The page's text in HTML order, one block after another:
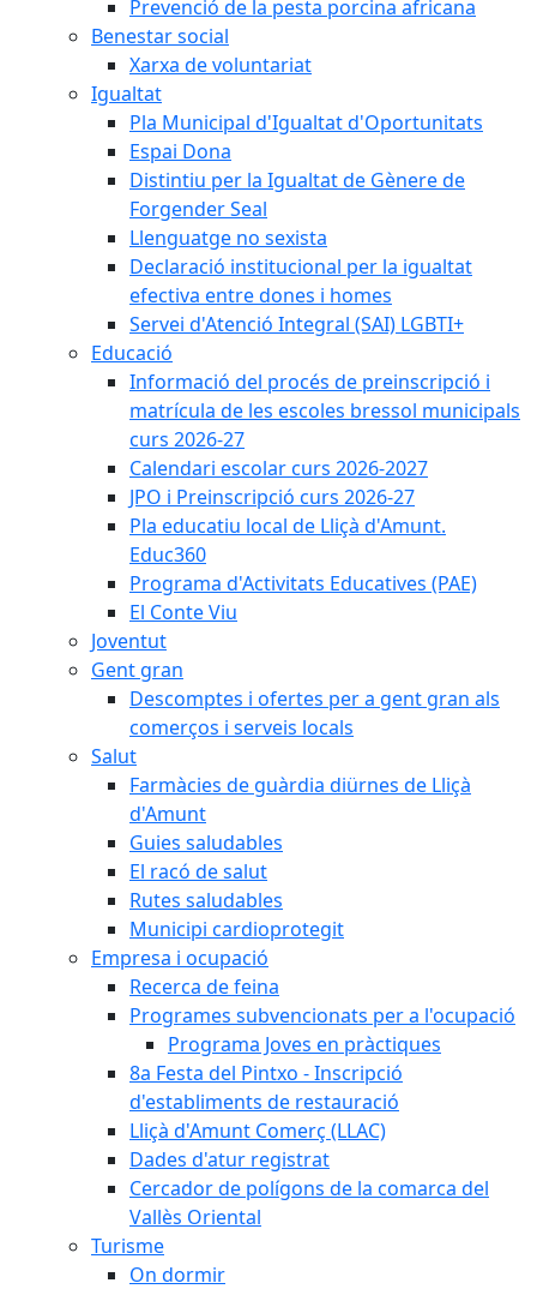
Prevenció de la pesta porcina africana
Benestar social
Xarxa de voluntariat
Igualtat
Pla Municipal d'Igualtat d'Oportunitats
Espai Dona
Distintiu per la Igualtat de Gènere de
Forgender Seal
Llenguatge no sexista
Declaració institucional per la igualtat
efectiva entre dones i homes
Servei d'Atenció Integral (SAI) LGBTI+
Educació
Informació del procés de preinscripció i
matrícula de les escoles bressol municipals
curs 2026-27
Calendari escolar curs 2026-2027
JPO i Preinscripció curs 2026-27
Pla educatiu local de Lliçà d'Amunt.
Educ360
Programa d'Activitats Educatives (PAE)
El Conte Viu
Joventut
Gent gran
Descomptes i ofertes per a gent gran als
comerços i serveis locals
Salut
Farmàcies de guàrdia diürnes de Lliçà
d'Amunt
Guies saludables
El racó de salut
Rutes saludables
Municipi cardioprotegit
Empresa i ocupació
Recerca de feina
Programes subvencionats per a l'ocupació
Programa Joves en pràctiques
8a Festa del Pintxo - Inscripció
d'establiments de restauració
Lliçà d'Amunt Comerç (LLAC)
Dades d'atur registrat
Cercador de polígons de la comarca del
Vallès Oriental
Turisme
On dormir